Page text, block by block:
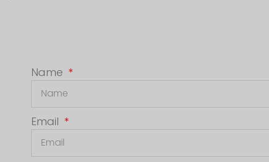
Name
Email